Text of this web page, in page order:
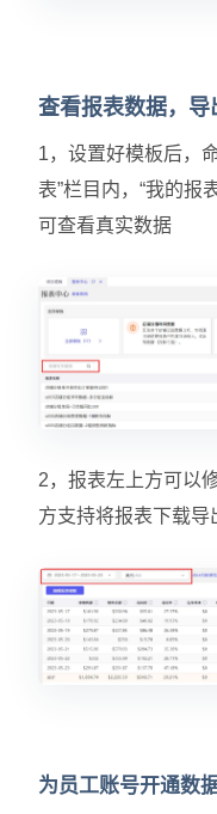
查看报表数据，导
1，设置好模板后，
表”栏目内，“我的报
可查看真实数据
2，报表左上方可以
方支持将报表下载导
为员工账号开通数